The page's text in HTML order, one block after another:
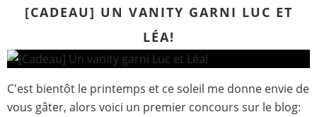
[CADEAU] UN VANITY GARNI LUC ET
LÉA!
C'est bientôt le printemps et ce soleil me donne envie de
vous gâter, alors voici un premier concours sur le blog: